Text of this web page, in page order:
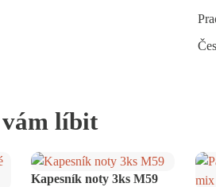
vám líbit
Kapesník noty 3ks M59
ks